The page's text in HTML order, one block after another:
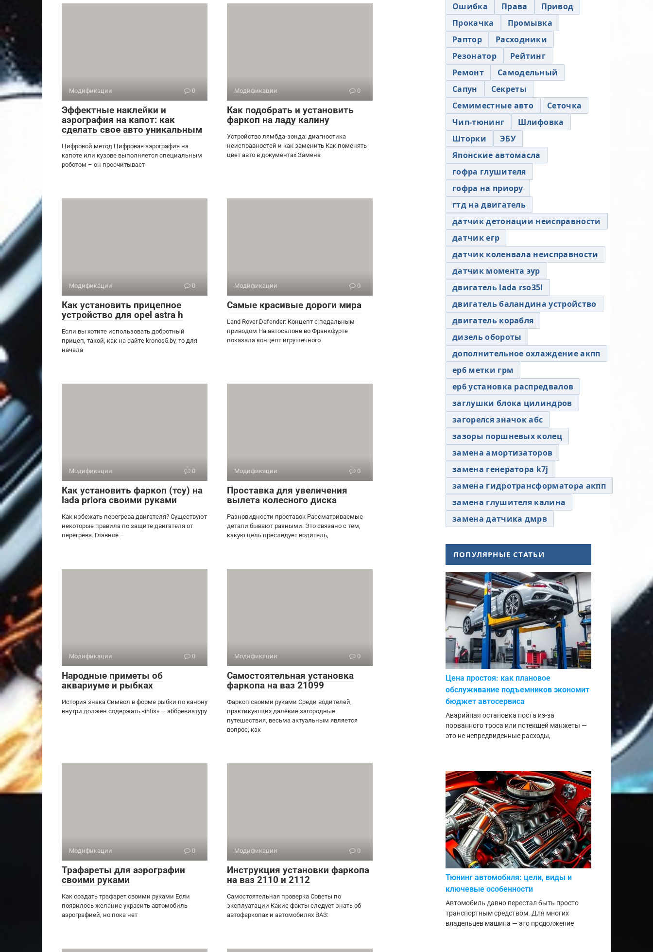
Модификации 0
Эффектные наклейки и
аэрография на капот: как
сделать свое авто уникальным
Цифровой метод Цифровая аэрография на
капоте или кузове выполняется специальным
роботом – он просчитывает
Модификации 0
Как подобрать и установить
фаркоп на ладу калину
Устройство лямбда-зонда: диагностика
неисправностей и как заменить Как поменять
цвет авто в документах Замена
Модификации 0
Как установить прицепное
устройство для opel astra h
Если вы хотите использовать добротный
прицеп, такой, как на сайте kronos5.by, то для
начала
Модификации 0
Самые красивые дороги мира
Land Rover Defender: Концепт с педальным
приводом На автосалоне во Франкфурте
показала концепт игрушечного
Модификации 0
Как установить фаркоп (тсу) на
lada priora своими руками
Как избежать перегрева двигателя? Существуют
некоторые правила по защите двигателя от
перегрева. Главное –
Модификации 0
Проставка для увеличения
вылета колесного диска
Разновидности проставок Рассматриваемые
детали бывают разными. Это связано с тем,
какую цель преследует водитель,
Модификации 0
Народные приметы об
аквариуме и рыбках
История знака Символ в форме рыбки по канону
внутри должен содержать «ihtis» — аббревиатуру
Модификации 0
Самостоятельная установка
фаркопа на ваз 21099
Фаркоп своими руками Среди водителей,
практикующих далёкие загородные
путешествия, весьма актуальным является
вопрос, как
Модификации 0
Трафареты для аэрографии
своими руками
Как создать трафарет своими руками Если
появилось желание украсить автомобиль
аэрографией, но пока нет
Модификации 0
Инструкция установки фаркопа
на ваз 2110 и 2112
Самостоятельная проверка Советы по
эксплуатации Какие факты следует знать об
автофаркопах и автомобилях ВАЗ:
Ошибка
Права
Привод
Прокачка
Промывка
Раптор
Расходники
Резонатор
Рейтинг
Ремонт
Самодельный
Сапун
Секреты
Семиместные авто
Сеточка
Чип-тюнинг
Шлифовка
Шторки
ЭБУ
Японские автомасла
гофра глушителя
гофра на приору
гтд на двигатель
датчик детонации неисправности
датчик егр
датчик коленвала неисправности
датчик момента эур
двигатель lada rso35l
двигатель баландина устройство
двигатель корабля
дизель обороты
дополнительное охлаждение акпп
ер6 метки грм
ер6 установка распредвалов
заглушки блока цилиндров
загорелся значок абс
зазоры поршневых колец
замена амортизаторов
замена генератора k7j
замена гидротрансформатора акпп
замена глушителя калина
замена датчика дмрв
ПОПУЛЯРНЫЕ СТАТЬИ
Цена простоя: как плановое
обслуживание подъемников экономит
бюджет автосервиса
Аварийная остановка поста из-за
порванного троса или потекшей манжеты —
это не непредвиденные расходы,
Тюнинг автомобиля: цели, виды и
ключевые особенности
Автомобиль давно перестал быть просто
транспортным средством. Для многих
владельцев машина — это продолжение